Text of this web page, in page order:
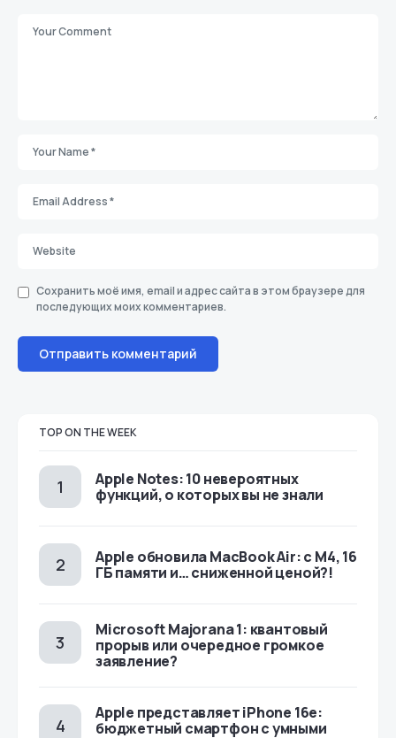
Сохранить моё имя, email и адрес сайта в этом браузере для
последующих моих комментариев.
TOP ON THE WEEK
Apple Notes: 10 невероятных
функций, о которых вы не знали
Apple обновила MacBook Air: с M4, 16
ГБ памяти и… сниженной ценой?!
Microsoft Majorana 1: квантовый
прорыв или очередное громкое
заявление?
Apple представляет iPhone 16e:
бюджетный смартфон с умными